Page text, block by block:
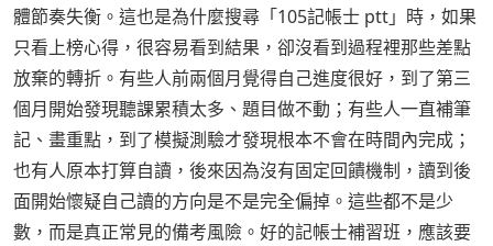
體節奏失衡。這也是為什麼搜尋「105記帳士 ptt」時，如果
只看上榜心得，很容易看到結果，卻沒看到過程裡那些差點
放棄的轉折。有些人前兩個月覺得自己進度很好，到了第三
個月開始發現聽課累積太多、題目做不動；有些人一直補筆
記、畫重點，到了模擬測驗才發現根本不會在時間內完成；
也有人原本打算自讀，後來因為沒有固定回饋機制，讀到後
面開始懷疑自己讀的方向是不是完全偏掉。這些都不是少
數，而是真正常見的備考風險。好的記帳士補習班，應該要